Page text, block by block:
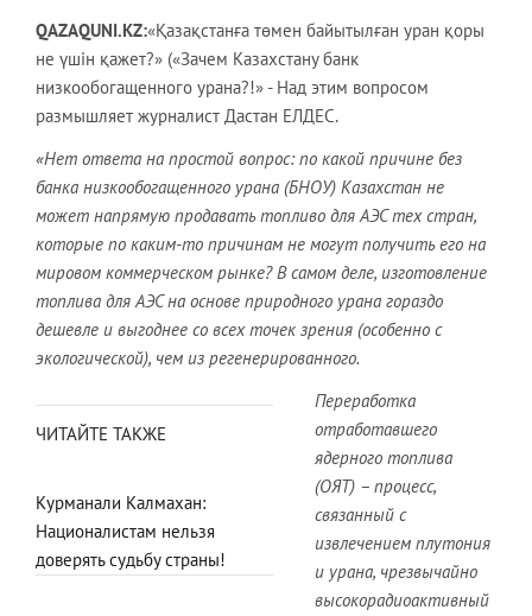
QAZAQUNI.KZ:«Қазақстанға төмен байытылған уран қоры
не үшін қажет?» («Зачем Казахстану банк
низкообогащенного урана?!» - Над этим вопросом
размышляет журналист Дастан ЕЛДЕС.
«Нет ответа на простой вопрос: по какой причине без
банка низкообогащенного урана (БНОУ) Казахстан не
может напрямую продавать топливо для АЭС тех стран,
которые по каким-то причинам не могут получить его на
мировом коммерческом рынке? В самом деле, изготовление
топлива для АЭС на основе природного урана гораздо
дешевле и выгоднее со всех точек зрения (особенно с
экологической), чем из регенерированного.
ЧИТАЙТЕ ТАКЖЕ
Курманали Калмахан:
Националистам нельзя
доверять судьбу страны!
Переработка
отработавшего
ядерного топлива
(ОЯТ) – процесс,
связанный с
извлечением плутония
и урана, чрезвычайно
высокорадиоактивный